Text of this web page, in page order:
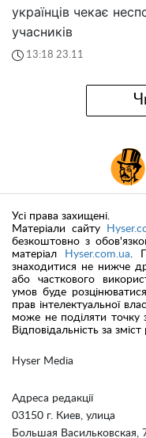
українців чекає
учасників
13:18 23.11
Hyser Media
Адреса редакції
03150 г. Киев, улица
Большая Васильковская,
Усі права захищені.
Матеріали сайту
безкоштовно з
матеріал
Hyser.com.ua .
знаходитися не нижче
або часткового
умов буде
прав інтелектуальної
може не поділяти точку
Відповідальність за